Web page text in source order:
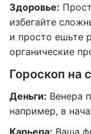
Здоровье:
избегайте
и просто ешьте
органические
Гороскоп на
Деньги: Венера
например, в
Карьера: Ваша